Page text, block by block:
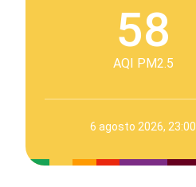
58
AQI PM2.5
6 agosto 2026, 23:00